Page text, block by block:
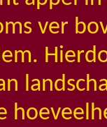
ver